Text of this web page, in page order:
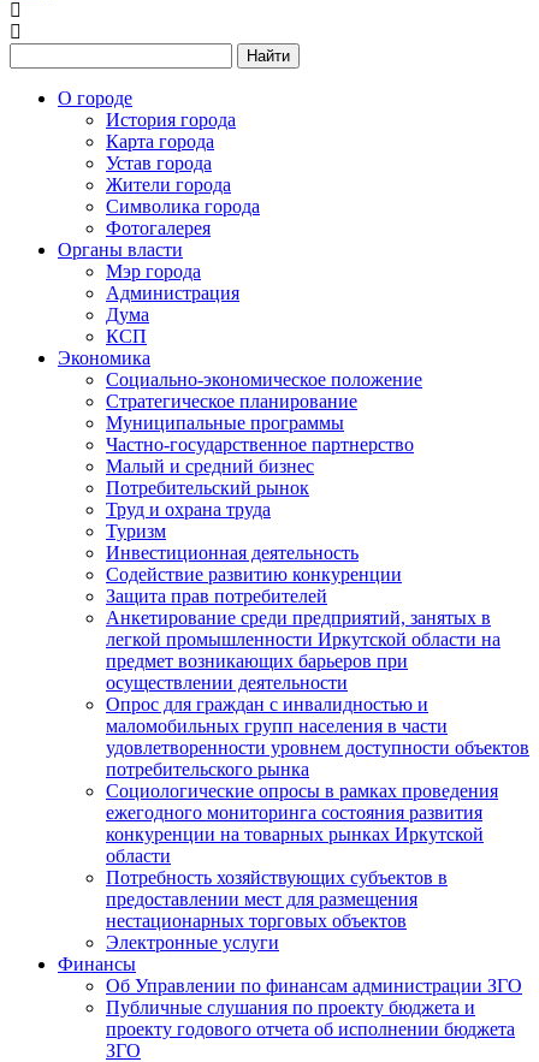
Найти
О городе
История города
Карта города
Устав города
Жители города
Символика города
Фотогалерея
Органы власти
Мэр города
Администрация
Дума
КСП
Экономика
Социально-экономическое положение
Стратегическое планирование
Муниципальные программы
Частно-государственное партнерство
Малый и средний бизнес
Потребительский рынок
Труд и охрана труда
Туризм
Инвестиционная деятельность
Содействие развитию конкуренции
Защита прав потребителей
Анкетирование среди предприятий, занятых в
легкой промышленности Иркутской области на
предмет возникающих барьеров при
осуществлении деятельности
Опрос для граждан с инвалидностью и
маломобильных групп населения в части
удовлетворенности уровнем доступности объектов
потребительского рынка
Социологические опросы в рамках проведения
ежегодного мониторинга состояния развития
конкуренции на товарных рынках Иркутской
области
Потребность хозяйствующих субъектов в
предоставлении мест для размещения
нестационарных торговых объектов
Электронные услуги
Финансы
Об Управлении по финансам администрации ЗГО
Публичные слушания по проекту бюджета и
проекту годового отчета об исполнении бюджета
ЗГО